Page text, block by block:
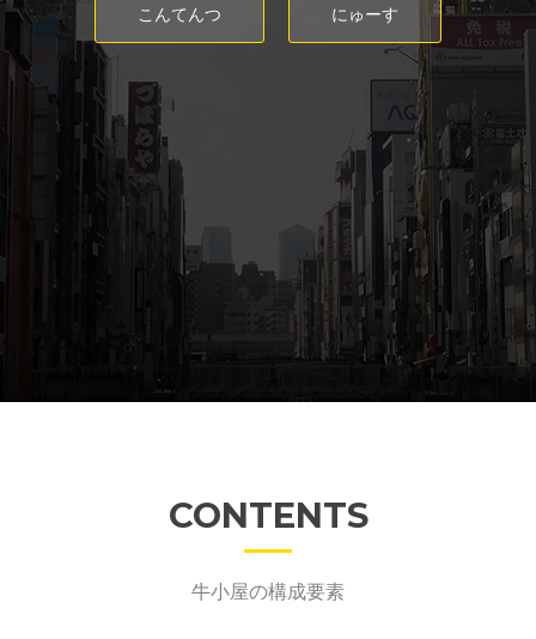
こんてんつ にゅーす
CONTENTS
牛小屋の構成要素